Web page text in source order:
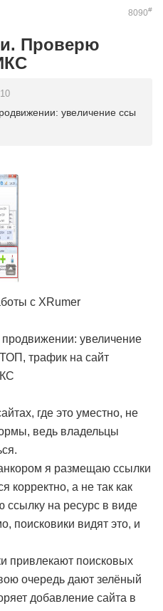
8090#
Проверю
увеличение ссы
с XRumer
увеличение
трафик на сайт
где это уместно, не
ведь владельцы
я размещаю ссылки
корректно, а не так как
ссылку на ресурс в виде
поисковики видят это, и
привлекают поисковых
очередь дают зелёный
добавление сайта в